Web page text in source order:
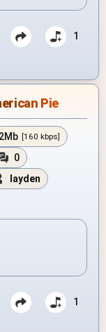
1
Pie
[160 kbps]
0
layden
1